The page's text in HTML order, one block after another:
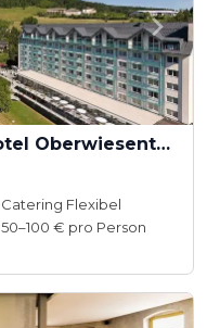
Best Western AHORN Hotel Oberwiesenthal
Catering Flexibel
50–100 € pro Person